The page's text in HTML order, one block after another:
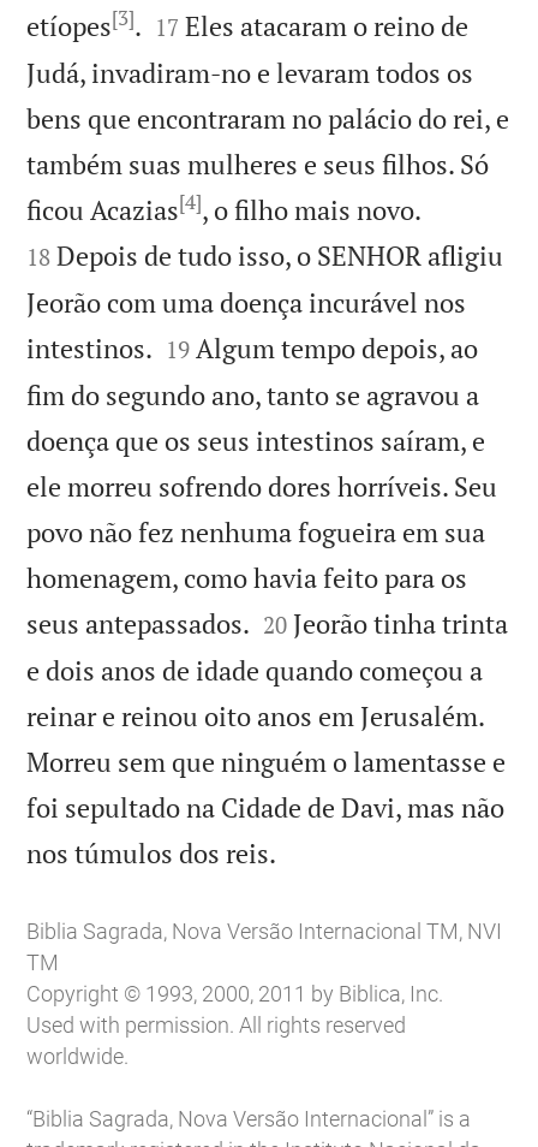
etíopes[3]. 

17 Eles atacaram o reino de
Judá, invadiram-no e levaram todos os
bens que encontraram no palácio do rei, e
também suas mulheres e seus filhos. Só
ficou Acazias[4], o filho mais novo.
18 Depois de tudo isso, o SENHOR afligiu
Jeorão com uma doença incurável nos
intestinos. 

19 Algum tempo depois, ao
fim do segundo ano, tanto se agravou a
doença que os seus intestinos saíram, e
ele morreu sofrendo dores horríveis. Seu
povo não fez nenhuma fogueira em sua
homenagem, como havia feito para os
seus antepassados. 

20 Jeorão tinha trinta
e dois anos de idade quando começou a
reinar e reinou oito anos em Jerusalém.
Morreu sem que ninguém o lamentasse e
foi sepultado na Cidade de Davi, mas não
nos túmulos dos reis.
Biblia Sagrada, Nova Versão Internacional TM, NVI
TM
Copyright © 1993, 2000, 2011 by Biblica, Inc.
Used with permission. All rights reserved
worldwide.
“Biblia Sagrada, Nova Versão Internacional” is a